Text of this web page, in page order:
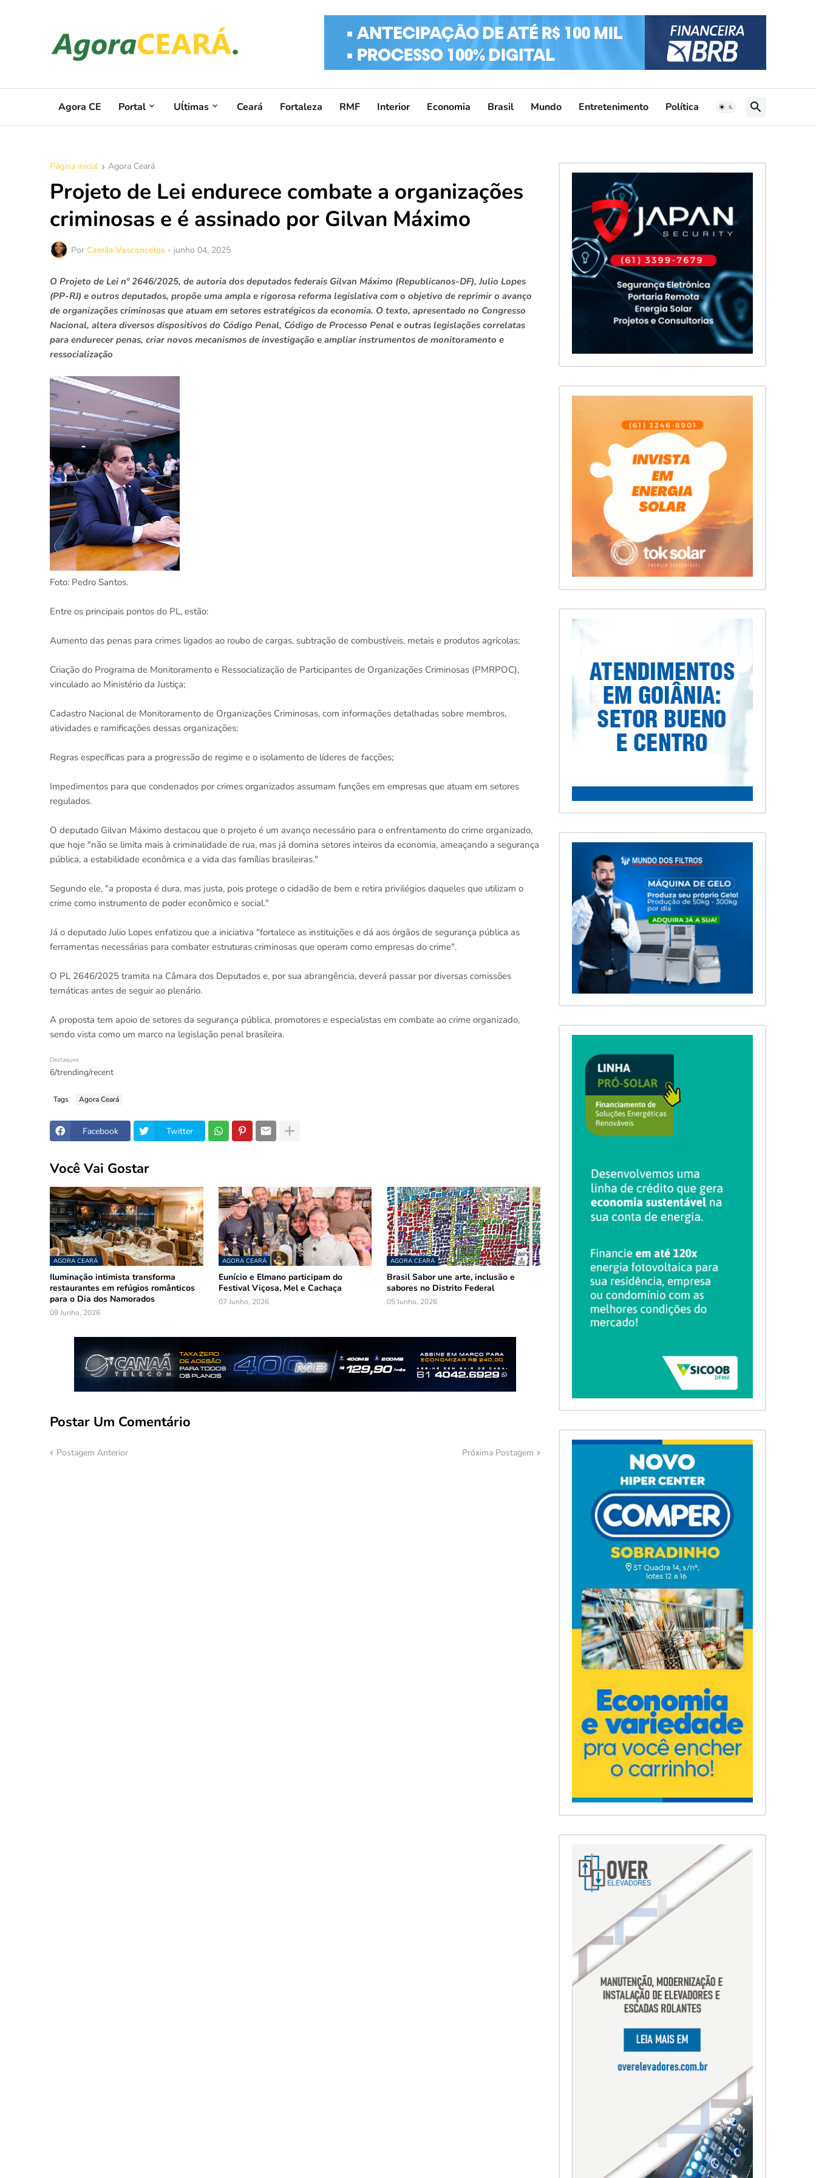
Agora CE Portal Uĺtimas Ceará Fortaleza RMF Interior Economia Brasil Mundo Entretenimento Política
Página inicial Agora Ceará
Projeto de Lei endurece combate a organizações
criminosas e é assinado por Gilvan Máximo
Por Camila Vasconcelos - junho 04, 2025
O Projeto de Lei nº 2646/2025, de autoria dos deputados federais Gilvan Máximo (Republicanos-DF), Julio Lopes
(PP-RJ) e outros deputados, propõe uma ampla e rigorosa reforma legislativa com o objetivo de reprimir o avanço
de organizações criminosas que atuam em setores estratégicos da economia. O texto, apresentado no Congresso
Nacional, altera diversos dispositivos do Código Penal, Código de Processo Penal e outras legislações correlatas
para endurecer penas, criar novos mecanismos de investigação e ampliar instrumentos de monitoramento e
ressocialização
Foto: Pedro Santos.
Entre os principais pontos do PL, estão:
Aumento das penas para crimes ligados ao roubo de cargas, subtração de combustíveis, metais e produtos agrícolas;
Criação do Programa de Monitoramento e Ressocialização de Participantes de Organizações Criminosas (PMRPOC),
vinculado ao Ministério da Justiça;
Cadastro Nacional de Monitoramento de Organizações Criminosas, com informações detalhadas sobre membros,
atividades e ramificações dessas organizações;
Regras específicas para a progressão de regime e o isolamento de líderes de facções;
Impedimentos para que condenados por crimes organizados assumam funções em empresas que atuam em setores
regulados.
O deputado Gilvan Máximo destacou que o projeto é um avanço necessário para o enfrentamento do crime organizado,
que hoje "não se limita mais à criminalidade de rua, mas já domina setores inteiros da economia, ameaçando a segurança
pública, a estabilidade econômica e a vida das famílias brasileiras."
Segundo ele, "a proposta é dura, mas justa, pois protege o cidadão de bem e retira privilégios daqueles que utilizam o
crime como instrumento de poder econômico e social."
Já o deputado Julio Lopes enfatizou que a iniciativa "fortalece as instituições e dá aos órgãos de segurança pública as
ferramentas necessárias para combater estruturas criminosas que operam como empresas do crime".
O PL 2646/2025 tramita na Câmara dos Deputados e, por sua abrangência, deverá passar por diversas comissões
temáticas antes de seguir ao plenário.
A proposta tem apoio de setores da segurança pública, promotores e especialistas em combate ao crime organizado,
sendo vista como um marco na legislação penal brasileira.
Destaques
6/trending/recent
Tags Agora Ceará
Facebook Twitter
Você Vai Gostar
AGORA CEARÁ
Iluminação intimista transforma
restaurantes em refúgios românticos
para o Dia dos Namorados
09 Junho, 2026
AGORA CEARÁ
Eunício e Elmano participam do
Festival Viçosa, Mel e Cachaça
07 Junho, 2026
AGORA CEARÁ
Brasil Sabor une arte, inclusão e
sabores no Distrito Federal
05 Junho, 2026
Postar Um Comentário
Postagem Anterior Próxima Postagem